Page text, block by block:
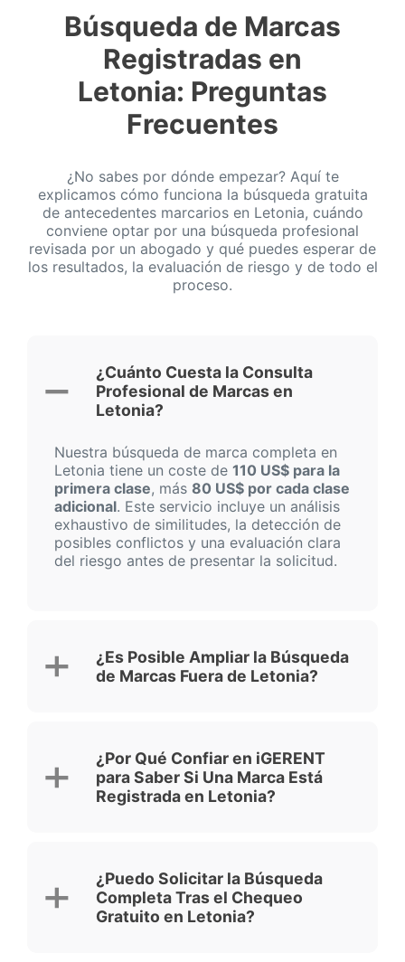
Búsqueda de Marcas
Registradas en
Letonia: Preguntas
Frecuentes
¿No sabes por dónde empezar? Aquí te
explicamos cómo funciona la búsqueda gratuita
de antecedentes marcarios en Letonia, cuándo
conviene optar por una búsqueda profesional
revisada por un abogado y qué puedes esperar de
los resultados, la evaluación de riesgo y de todo el
proceso.
¿Cuánto Cuesta la Consulta
Profesional de Marcas en
Letonia?
Nuestra búsqueda de marca completa en
Letonia tiene un coste de 110 US$ para la
primera clase, más 80 US$ por cada clase
adicional. Este servicio incluye un análisis
exhaustivo de similitudes, la detección de
posibles conflictos y una evaluación clara
del riesgo antes de presentar la solicitud.
¿Es Posible Ampliar la Búsqueda
de Marcas Fuera de Letonia?
¿Por Qué Confiar en iGERENT
para Saber Si Una Marca Está
Registrada en Letonia?
¿Puedo Solicitar la Búsqueda
Completa Tras el Chequeo
Gratuito en Letonia?